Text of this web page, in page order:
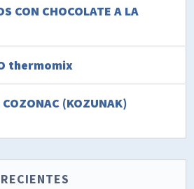
CON CHOCOLATE A LA
thermomix
COZONAC (KOZUNAK)